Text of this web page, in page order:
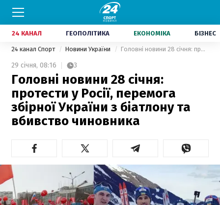
24 КАНАЛ ГЕОПОЛІТИКА ЕКОНОМІКА БІЗНЕС
24 канал Спорт Новини України Головні новини 28 січня: протести у Росії, перемога збірної України з біатлону та вбивство чиновника
29 січня, 08:16 3
Головні новини 28 січня:
протести у Росії, перемога
збірної України з біатлону та
вбивство чиновника